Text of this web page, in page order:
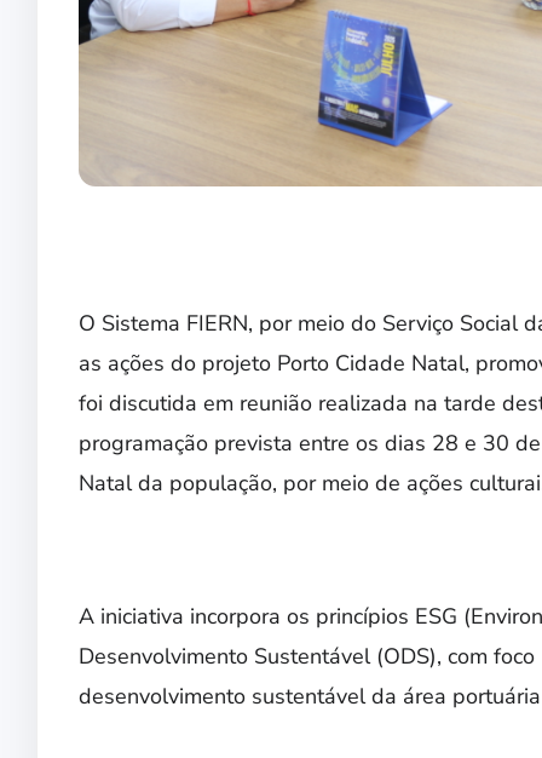
O Sistema FIERN, por meio do Serviço Social
as ações do projeto Porto Cidade Natal,
foi discutida em reunião realizada na tarde
programação prevista entre os dias 28 e 30
Natal da população, por meio de ações
A iniciativa incorpora os princípios ESG
Desenvolvimento Sustentável (ODS), com
desenvolvimento sustentável da área